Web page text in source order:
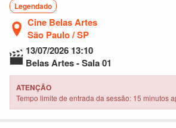
Legendado
Cine Belas Artes
São Paulo / SP
13/07/2026 13:10
Belas Artes - Sala 01
ATENÇÃO
Tempo limite de entrada da sessão: 15 minutos